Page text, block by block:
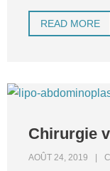
READ MORE
Chirurgie
AOÛT 24, 2019